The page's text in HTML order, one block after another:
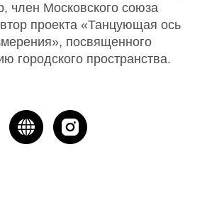
член Московского союза
проекта «Танцующая ось
посвященного
городского пространства.